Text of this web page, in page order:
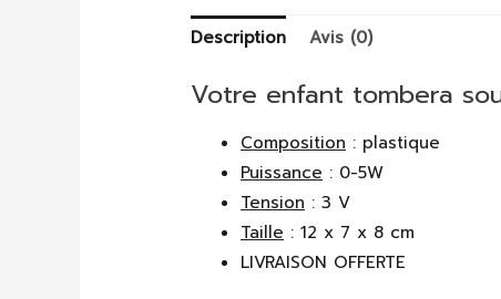
Description Avis (0)
Votre enfant tombera
Composition : plastique
Puissance : 0-5W
Tension : 3 V
Taille : 12 x 7 x 8 cm
LIVRAISON OFFERTE